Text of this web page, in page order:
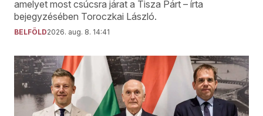
amelyet most csúcsra járat a Tisza Párt – írta
bejegyzésében Toroczkai László.
BELFÖLD2026. aug. 8. 14:41